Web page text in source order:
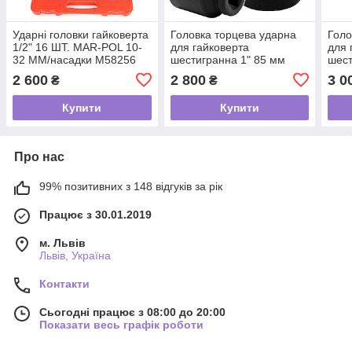
Ударні головки гайковерта
1/2" 16 ШТ. MAR-POL 10-
32 ММ/насадки M58256
2 600 ₴
Купити
Головка торцева ударна
для гайковерта
шестигранна 1" 85 мм
2 800₴
Купити
для
3
Про нас
99% позитивних з 148 відгуків за рік
Працює з 30.01.2019
м. Львів
Львів, Україна
Контакти
Сьогодні працює з 08:00 до 20:00
Показати весь графік роботи